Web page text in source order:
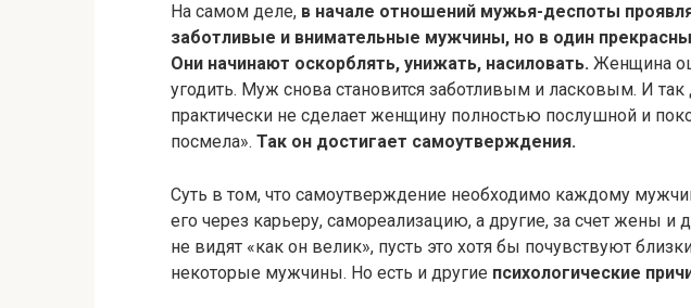
На самом деле, в начале отношений мужья-деспоты
заботливые и внимательные мужчины, но в один
Они начинают оскорблять, унижать, насиловать. Женщина
угодить. Муж снова становится заботливым и ласковым. И так
практически не сделает женщину полностью послушной и
посмела». Так он достигает самоутверждения.
Суть в том, что самоутверждение необходимо каждому
его через карьеру, самореализацию, а другие, за счет жены и
не видят «как он велик», пусть это хотя бы почувствуют
некоторые мужчины. Но есть и другие психологические